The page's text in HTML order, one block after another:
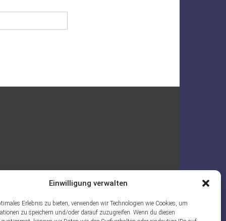
Einwilligung verwalten
Erlebnis zu bieten, verwenden wir Technologien wie Cookies, um
zu speichern und/oder darauf zuzugreifen. Wenn du diesen